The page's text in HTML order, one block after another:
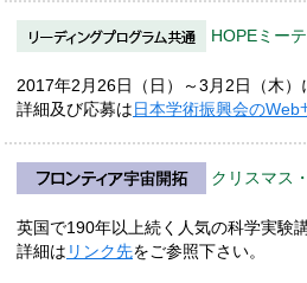
HOPEミー
2017年2月26日（日）～3月2日（木
詳細及び応募は日本学術振興会のWeb
クリスマス
英国で190年以上続く人気の科学実験
詳細は リンク先をご参照下さい。